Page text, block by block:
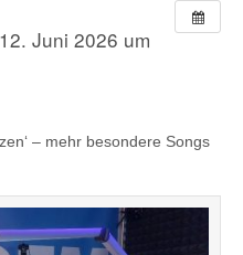
Juni 2026 um
– mehr besondere Songs